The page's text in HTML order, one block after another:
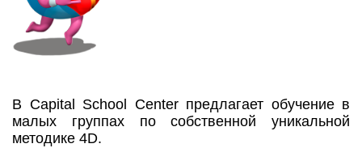
В Capital School Center предлагает обучение в
малых группах по собственной уникальной
методике 4D.